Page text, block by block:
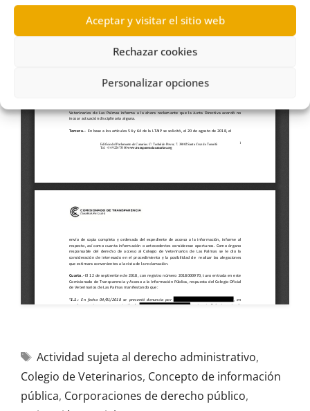
Aceptar y visitar el sitio web
Rechazar cookies
Personalizar opciones
Actividad sujeta al derecho administrativo,
Colegio de Veterinarios, Concepto de información
pública, Corporaciones de derecho público,